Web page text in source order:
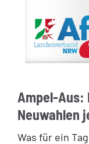
Ampel-
Neuwahlen
Was für ein